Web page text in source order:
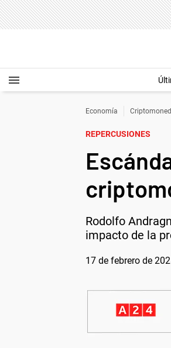
Economía
REPERCUSIONES
Rodolfo
impacto de la
17 de febrero de